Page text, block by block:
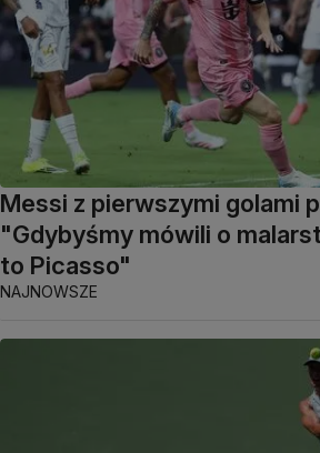
Messi z pierwszymi golami
"Gdybyśmy mówili o
to Picasso"
NAJNOWSZE